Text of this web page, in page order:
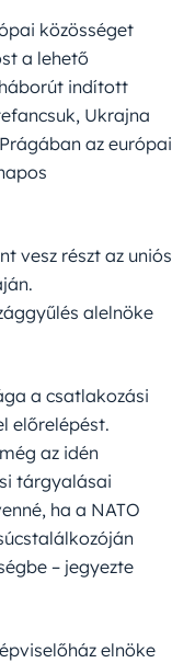
közösséget
a lehető
háborút indított
Ukrajna
az európai
vesz részt az uniós
alelnöke
a csatlakozási
előrelépést.
az idén
tárgyalásai
ha a NATO
– jegyezte
elnöke